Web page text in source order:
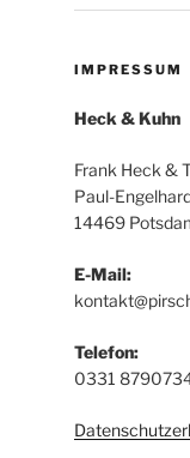
IMPRESSUM
Heck & Kuhn
Frank Heck &
Paul-
14469
E-Mail:
Telefon:
0331